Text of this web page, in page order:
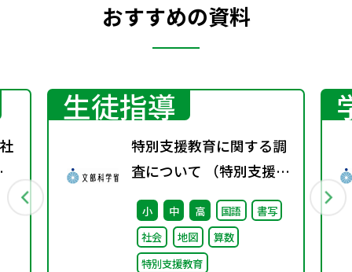
おすすめの資料
生徒指導
特別支援教育に関する調
査について （特別支援教
育体制整備状況調査、通
級による指導実施状況調
査）
小 中 高 国語
書写
社会
地図
算数
特別支援教育